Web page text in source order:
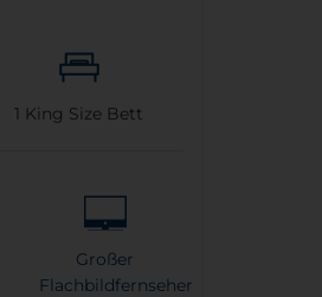
1 King Size Bett
Großer
Flachbildfernseher